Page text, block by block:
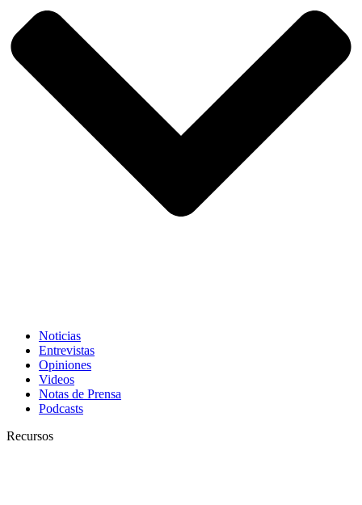
Noticias
Entrevistas
Opiniones
Videos
Notas de Prensa
Podcasts
Recursos